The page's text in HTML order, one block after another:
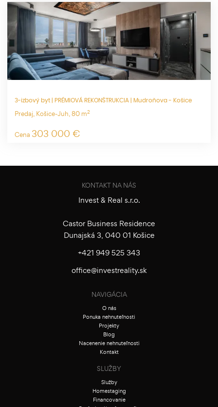
3-izbový byt | PRÉMIOVÁ REKONŠTRUKCIA | Mudroňova - Košice
Predaj, Košice-Juh, 80 m2
Cena 303 000 €
KONTAKT NA NÁS
Invest & Real s.r.o.
Castor Business Residence
Dunajská 3, 040 01 Košice
+421 949 525 343
office@investreality.sk
NAVIGÁCIA
O nás
Ponuka nehnuteľnosti
Projekty
Blog
Nacenenie nehnuteľnosti
Kontakt
SLUŽBY
Služby
Homestaging
Financovanie